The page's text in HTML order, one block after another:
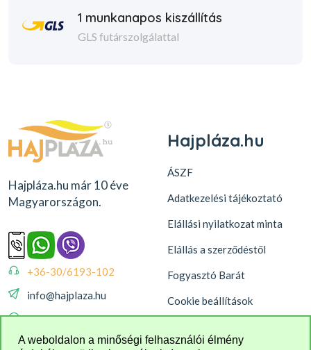
1 munkanapos kiszállítás
GLS futárszolgálattal
Hajpláza.hu már 10 éve
Magyarországon.
+36-30/6193-102
info@hajplaza.hu
08:00 - 16:00
Hajpláza.hu
ÁSZF
Adatkezelési tájékoztató
Elállási nyilatkozat minta
Elállás a szerződéstől
Fogyasztó Barát
Cookie beállítások
A weboldalon a minőségi felhasználói élmény